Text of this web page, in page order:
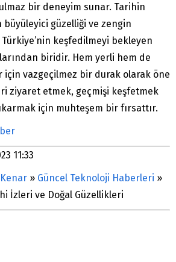
bir deneyim sunar. Tarihin
büyüleyici güzelliği ve zengin
keşfedilmeyi bekleyen
biridir. Hem yerli hem de
için vazgeçilmez bir durak olarak öne
ziyaret etmek, geçmişi keşfetmek
için muhteşem bir fırsattır.
11:33
» Güncel Teknoloji Haberleri »
İzleri ve Doğal Güzellikleri